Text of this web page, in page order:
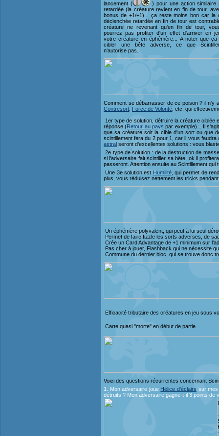
lancement (
) pour une action similaire
retardée (la créature revient en fin de tour,
bonus de +1/+1)... ça reste moins bon car la
déclenchée retardée en fin de tour est
créature ne revenant qu'en fin de tour,
pourrez pas profiter d'un effet d'arriver en
votre créature en éphémère... A noter que ça
cibler une bête adverse, ce que
n'autorise pas.
Comment se débarrasser de ce poison ? il n'y
Contresort Force de Volonté , etc. qui
1er type de solution, détruire la créature ciblée
réponse (Retour au pays par exemple)... Il
que sa créature soit la cible d'un sort ou que
scintillement fera du 2 pour 1, car il vous
astral seront d'excellentes solutions : vous
2e type de solution : de la destruction de
si l'adversaire fait scintiller sa bête, ok il
passeront. Attention ensuite au Scintillement
Une 3e solution est Humilité, qui permet de
plus, vous réduisez nettement les tricks
Un éphémère polyvalent, qui peut à lui seul
Permet de faire fizzle les sorts adverses, de
Crée un Card Advantage de +1 minimum sur
Pas cher à jouer, Flashback qui ne nécessite
Commune du dernier bloc, qui se trouve donc
Efficacité tributaire des créatures en jeu sous
Carte quasi "morte" en début de partie
Voici des questions récurrentes concernant
1. Mon adversaire joue Hélice d'éclairs sur
détruits ? Mon adversaire gagne-t-il 3 points de